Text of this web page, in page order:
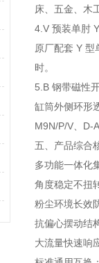
床、五金、木
4.V 预装单肘
原厂配套 Y
时。
5.B 钢带磁性
缸筒外侧环形
M9N/P/V、D-
五、产品综合
多功能一体化
角度稳定不扭
粉尘环境长效
抗偏心摆动结
大流量快速响